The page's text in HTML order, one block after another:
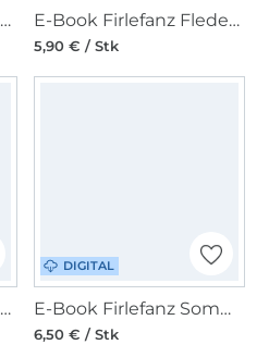
E-Book Firlefanz Fledermausshirt Pinio Kinder E-Book Firlefanz Fledermausshirt Pinia Damen
5,90 € / Stk
E-Book Firlefanz Leggings Pfefferminze
DIGITAL
E-Book Firlefanz Sommertop und -tunika Mädesüß
6,50 € / Stk